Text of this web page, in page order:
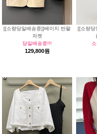
[[소량당일배송중]]베이지 반팔
자켓
당일배송중!!!
129,800원
[[소량당